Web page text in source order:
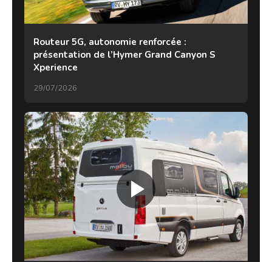
Routeur 5G, autonomie renforcée :
présentation de l’Hymer Grand Canyon S
Xperience
29/07/2026